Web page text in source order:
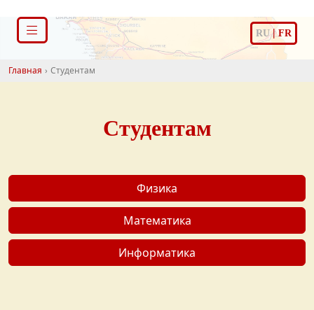
RU | FR
Главная Студентам
Студентам
Физика
Математика
Информатика